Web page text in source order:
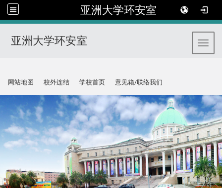
亚洲大学环安室
亚洲大学环安室
网站地图
校外连结 学校首页 意见箱/联络我们